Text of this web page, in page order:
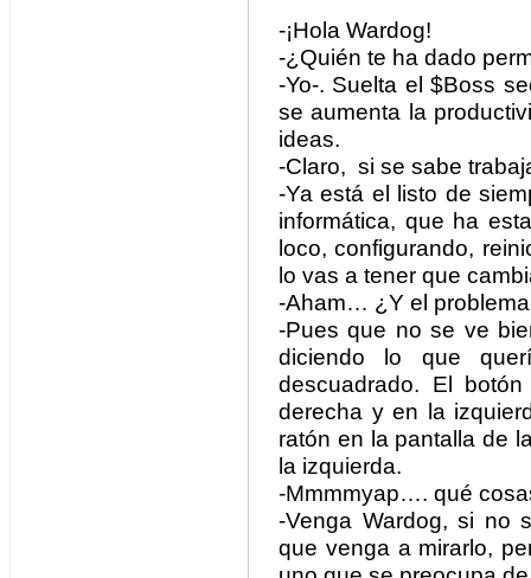
-¡Hola Wardog!
-¿Quién te ha dado
-Yo-. Suelta el $Boss
se aumenta la
ideas.
-Claro, si se sabe
-Ya está el listo de
informática, que ha
loco, configurando,
lo vas a tener que
-Aham… ¿Y el
-Pues que no se ve
diciendo lo que
descuadrado. El
derecha y en la
ratón en la pantalla de
la izquierda.
-Mmmmyap…. qué
-Venga Wardog, si no
que venga a mirarlo,